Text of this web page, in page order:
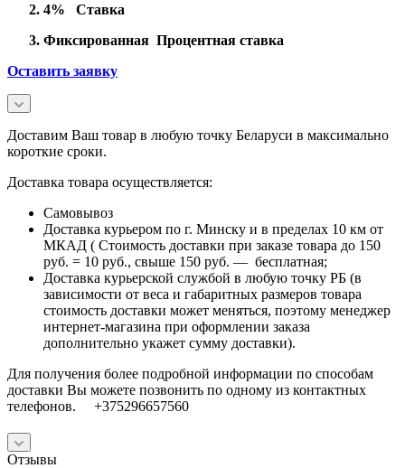
4% Ставка
Фиксированная Процентная ставка
Оставить заявку
Доставим Ваш товар в любую точку Беларуси в максимально
короткие сроки.
Доставка товара осуществляется:
Самовывоз
Доставка курьером по г. Минску и в пределах 10 км от
МКАД ( Стоимость доставки при заказе товара до 150
руб. = 10 руб., свыше 150 руб. — бесплатная;
Доставка курьерской службой в любую точку РБ (в
зависимости от веса и габаритных размеров товара
стоимость доставки может меняться, поэтому менеджер
интернет-магазина при оформлении заказа
дополнительно укажет сумму доставки).
Для получения более подробной информации по способам
доставки Вы можете позвонить по одному из контактных
телефонов. +375296657560
Отзывы